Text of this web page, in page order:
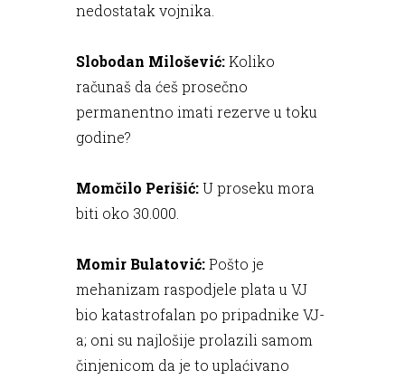
nedostatak vojnika.
Slobodan Milošević:Koliko
računaš da ćeš prosečno
permanentno imati rezerve u toku
godine?
Momčilo Perišić:U proseku mora
biti oko 30.000.
Momir Bulatović:Pošto je
mehanizam raspodjele plata u VJ
bio katastrofalan po pripadnike VJ-
a; oni su najlošije prolazili samom
činjenicom da je to uplaćivano